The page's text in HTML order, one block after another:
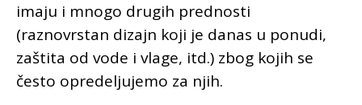
imaju i mnogo drugih prednosti
(raznovrstan dizajn koji je danas u ponudi,
zaštita od vode i vlage, itd.) zbog kojih se
često opredeljujemo za njih.